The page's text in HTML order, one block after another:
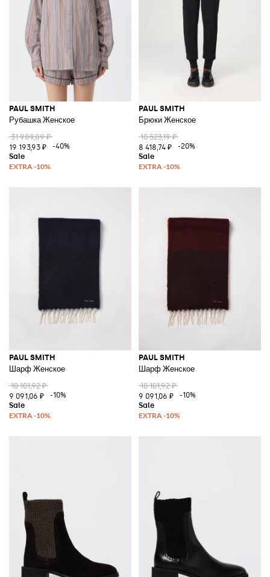
PAUL SMITH
Рубашка Женское
31 989,89 ₽
19 193,93 ₽
-40%
PAUL SMITH
Брюки Женское
10 523,19 ₽
8 418,74 ₽
-20%
PAUL SMITH
Шарф Женское
10 101,92 ₽
9 091,06 ₽
-10%
PAUL SMITH
Шарф Женское
10 101,92 ₽
9 091,06 ₽
-10%